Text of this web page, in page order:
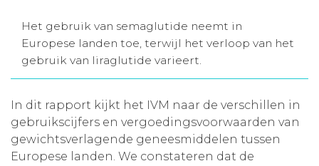
Aanmelden nieuwsbrief
Inloggen
Toegang leeromgeving
Het gebruik van semaglutide neemt in
Europese landen toe, terwijl het verloop van het
gebruik van liraglutide varieert.
In dit rapport kijkt het IVM naar de verschillen in
gebruikscijfers en vergoedingsvoorwaarden van
gewichtsverlagende geneesmiddelen tussen
Europese landen. We constateren dat de